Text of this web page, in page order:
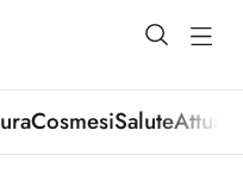
open
CosmesiSalute